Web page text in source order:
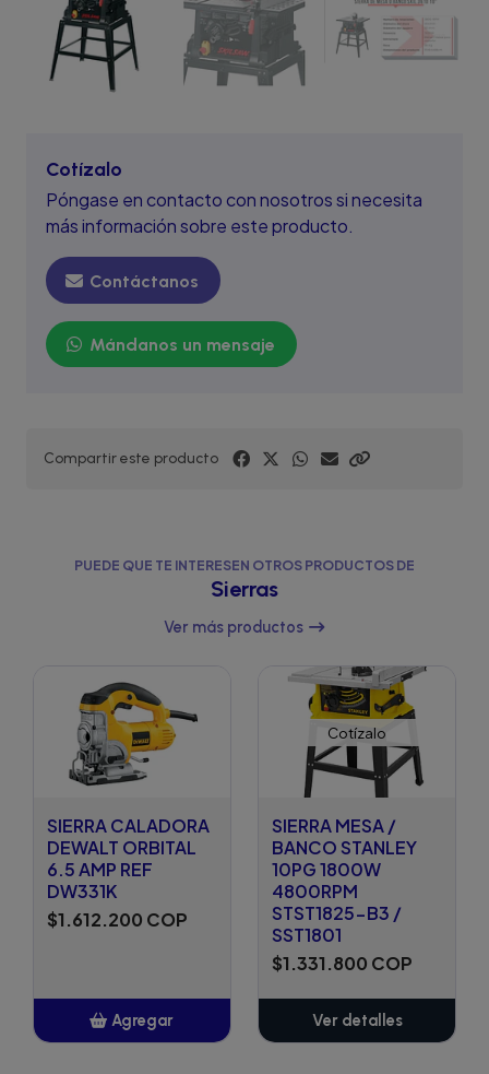
Cotízalo
Póngase en contacto con nosotros si necesita
más información sobre este producto.
Contáctanos
Mándanos un mensaje
Compartir este producto
PUEDE QUE TE INTERESEN OTROS PRODUCTOS DE
Sierras
Ver más productos
SIERRA CALADORA
DEWALT ORBITAL
6.5 AMP REF
DW331K
$1.612.200 COP
Agregar
Cotízalo
SIERRA MESA /
BANCO STANLEY
10PG 1800W
4800RPM
STST1825-B3 /
SST1801
$1.331.800 COP
Ver detalles